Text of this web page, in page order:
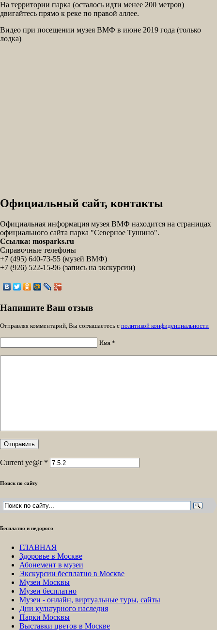
На территории парка (осталось идти менее 200 метров)
двигайтесь прямо к реке по правой аллее.
Видео при посещении музея ВМФ в июне 2019 года (только
лодка)
Официальный сайт, контакты
Официальная информация музея ВМФ находится на страницах
официального сайта парка "Северное Тушино".
Ссылка: mosparks.ru
Справочные телефоны
+7 (495) 640-73-55 (музей ВМФ)
+7 (926) 522-15-96 (запись на экскурсии)
Напишите Ваш отзыв
Отправляя комментарий, Вы соглашаетесь с политикой конфиденциальности
Имя *
Current ye@r *
Поиск по сайту
Бесплатно и недорого
ГЛАВНАЯ
Здоровье в Москве
Абонемент в музеи
Экскурсии бесплатно в Москве
Музеи Москвы
Музеи бесплатно
Музеи - онлайн, виртуальные туры, сайты
Дни культурного наследия
Парки Москвы
Выставки цветов в Москве